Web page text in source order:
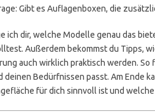
Gibt es Auflagenboxen, die
ich dir, welche Modelle genau das
Außerdem bekommst du Tipps,
auch wirklich praktisch werden.
deinen Bedürfnissen passt. Am Ende
für dich sinnvoll ist und